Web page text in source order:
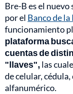
Bre-B es el
por el Banco de
funcionamiento
plataforma
cuentas de
"llaves", las
de celular,
alfanumérico.